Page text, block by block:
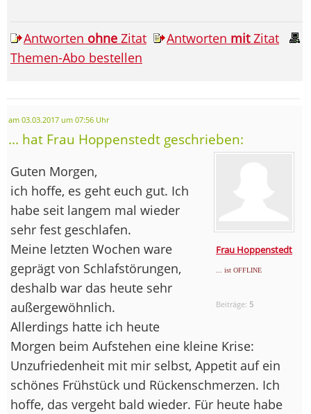
Antworten ohne Zitat Antworten mitZitat
Themen-Abo bestellen
am 03.03.2017 um 07:56 Uhr
... hat Frau Hoppenstedt geschrieben:
Frau Hoppenstedt
... ist OFFLINE
Beiträge: 5
Guten Morgen,
ich hoffe, es geht euch gut. Ich
habe seit langem mal wieder
sehr fest geschlafen.
Meine letzten Wochen ware
geprägt von Schlafstörungen,
deshalb war das heute sehr
außergewöhnlich.
Allerdings hatte ich heute
Morgen beim Aufstehen eine kleine Krise:
Unzufriedenheit mit mir selbst, Appetit auf ein
schönes Frühstück und Rückenschmerzen. Ich
hoffe, das vergeht bald wieder. Für heute habe